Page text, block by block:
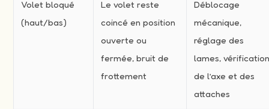
Volet bloqué
(haut/bas)
Le volet reste
coincé en position
ouverte ou
fermée, bruit de
frottement
Déblocage
mécanique,
réglage des
lames,
de l’axe et des
attaches